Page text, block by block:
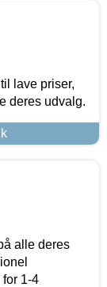
lave priser,
deres udvalg.
alle deres
1-4